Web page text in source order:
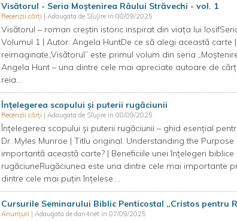
Visătorul - Seria Moștenirea Râului Străvechi - vol. 1
Recenzii cărți | Adaugata de Slujire in 08/09/2025
Visătorul – roman creștin istoric inspirat din viața lui
Volumul 1 | Autor: Angela HuntDe ce să alegi această carte
reimaginate„Visătorul” este primul volum din seria
Angela Hunt – una dintre cele mai apreciate autoare de
reia...
Înțelegerea scopului și puterii rugăciunii
Recenzii cărți | Adaugata de Slujire in 08/09/2025
Înțelegerea scopului și puterii rugăciunii – ghid esențial
Dr. Myles Munroe | Titlu original: Understanding the
importantă această carte? | Beneficiile unei înțelegeri
rugăciuneRugăciunea este una dintre cele mai importante
dintre cele mai puțin înțelese....
Cursurile Seminarului Biblic Penticostal „Cristos pentru
Anunțuri | Adaugata de dan4net in 07/09/2025